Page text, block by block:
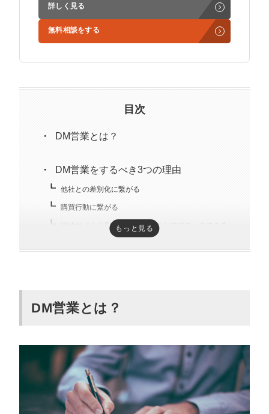
学生時代からに代表岩野の社長秘書として活動。現在は
3社の事業責任者も務めており、Webマーケティングと
精鋭された営業フリーランスが30名ほどを牽引。
趣味はキックボクシング。アマチュアの戦績は2戦0勝2
詳しく見る
無料相談をする
目次
DM営業とは？
DM営業をするべき3つの理由
他社との差別化に繋がる
購買行動に繋がる
WebサイトやSNSを見ない層にもアプローチできる
内容に共感してもらいやすい
読み手に特別感を感じてもらいやすい
DM営業をするデメリット2つ
メールよりもコストがかかる
もっと見る
DM営業とは？